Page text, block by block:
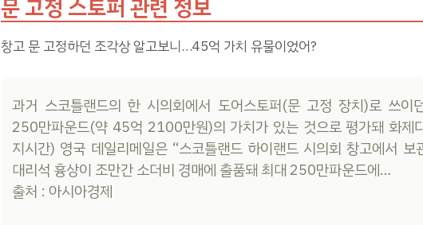
문 고정 스토퍼 관련 정보
창고 문 고정하던 조각상 알고보니…45억 가치 유물이었어?
과거 스코틀랜드의 한 시의회에서 도어스토퍼(문 고정 장치)로 쓰이
250만파운드(약 45억 2100만원)의 가치가 있는 것으로 평가돼 화제
지시간) 영국 데일리메일은 “스코틀랜드 하이랜드 시의회 창고에서 보
대리석 흉상이 조만간 소더비 경매에 출품돼 최대 250만파운드에…
출처 : 아시아경제